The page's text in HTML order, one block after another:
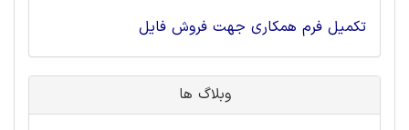
تکمیل فرم همکاری جهت فروش فایل
وبلاگ ها